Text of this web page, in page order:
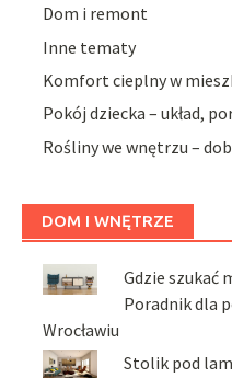
Dom i remont
Inne tematy
Komfort cieplny w
Pokój dziecka – układ,
Rośliny we wnętrzu –
DOM I WNĘTRZE
Gdzie szukać
Poradnik dla
Wrocławiu
Stolik pod